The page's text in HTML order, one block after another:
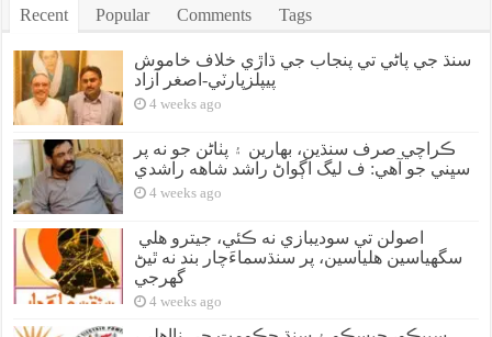
Recent Popular Comments Tags
سنڌ جي پاڻي تي پنجاب جي ڌاڙي خلاف خاموش
پيپلزپارٽي-اصغر آزاد
4 weeks ago
ڪراچي صرف سنڌين، بهارين ۽ پٺاڻن جو نه پر
سڀني جو آهي: ف ليگ اڳواڻ راشد شاهه راشدي
4 weeks ago
سگهياسين هلياسين، پر سنڌسماءَچار بند نه ٿيڻ
گهرجي
4 weeks ago